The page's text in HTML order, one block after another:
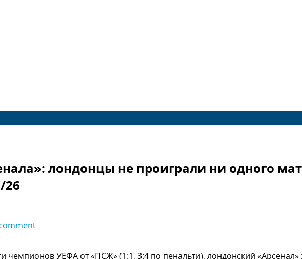
лондонцы не проиграли ни одного
26
чемпионов УЕФА от «ПСЖ» (1:1, 3:4 по пенальти), лондонский